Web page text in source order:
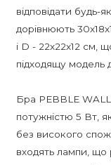
відповідати будь-
дорівнюють
і D - 22x22x12 см,
підходящу модель
Бра PEBBLE
потужністю 5 Вт,
без високого
входять лампи, що